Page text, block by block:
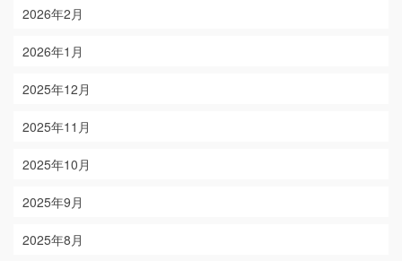
2026年2月
2026年1月
2025年12月
2025年11月
2025年10月
2025年9月
2025年8月